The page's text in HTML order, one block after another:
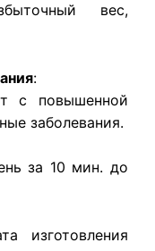
вес,
:
с повышенной
заболевания.
за 10 мин. до
изготовления